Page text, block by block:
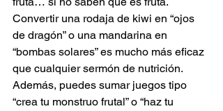
Convertir una rodaja de kiwi en “ojos
de dragón” o una mandarina en
“bombas solares” es mucho más eficaz
que cualquier sermón de nutrición.
Además, puedes sumar juegos tipo
“crea tu monstruo frutal” o “haz tu